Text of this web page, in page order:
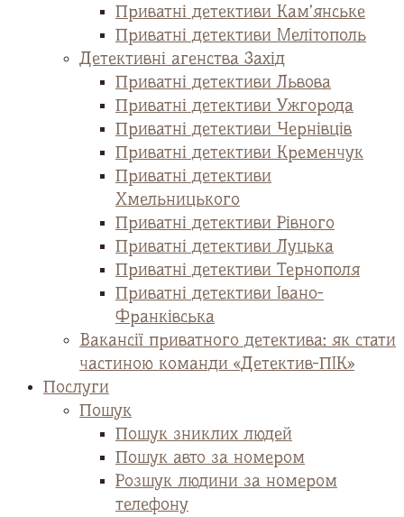
Приватні детективи Кам’янське
Приватні детективи Мелітополь
Детективні агенства Захід
Приватні детективи Львова
Приватні детективи Ужгорода
Приватні детективи Чернівців
Приватні детективи Кременчук
Приватні детективи
Хмельницького
Приватні детективи Рівного
Приватні детективи Луцька
Приватні детективи Тернополя
Приватні детективи Івано-
Франківська
Вакансії приватного детектива: як стати
частиною команди «Детектив-ПІК»
Послуги
Пошук
Пошук зниклих людей
Пошук авто за номером
Розшук людини за номером
телефону